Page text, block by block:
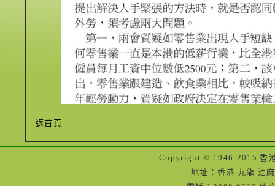
返首頁
Copyright © 1946-2015 香
地址：香港 九龍 油